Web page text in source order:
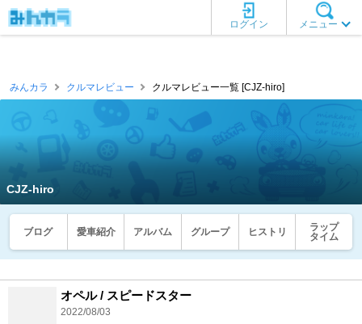
メニュー
ログイン
みんカラ クルマレビュー クルマレビュー一覧 [CJZ-hiro]
CJZ-hiro
ブログ 愛車紹介 アルバム グループ ヒストリ
ラップ
タイム
オペル / スピードスター
2022/08/03